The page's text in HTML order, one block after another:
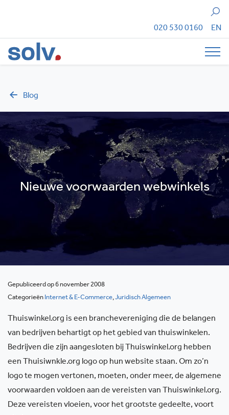
Zoeken
020 530 0160 EN
Blog
Nieuwe voorwaarden webwinkels
Gepubliceerd op 6 november 2008
Categorieën Internet & E-Commerce,Juridisch Algemeen
Thuiswinkel.org is een branchevereniging die de belangen
van bedrijven behartigt op het gebied van thuiswinkelen.
Bedrijven die zijn aangesloten bij Thuiswinkel.org hebben
een Thuisiwnkle.org logo op hun website staan. Om zo’n
logo te mogen vertonen, moeten, onder meer, de algemene
voorwaarden voldoen aan de vereisten van Thuiswinkel.org.
Deze vereisten vloeien, voor het grootste gedeelte, voort